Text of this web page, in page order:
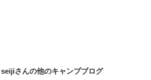
さんの他のキャンプブログ